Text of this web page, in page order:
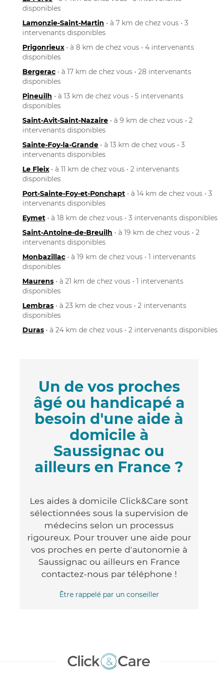
disponibles
Lamonzie-Saint-Martin • à 7 km de chez vous • 3
intervenants disponibles
Prigonrieux • à 8 km de chez vous • 4 intervenants
disponibles
Bergerac • à 17 km de chez vous • 28 intervenants
disponibles
Pineuilh • à 13 km de chez vous • 5 intervenants
disponibles
Saint-Avit-Saint-Nazaire • à 9 km de chez vous • 2
intervenants disponibles
Sainte-Foy-la-Grande • à 13 km de chez vous • 3
intervenants disponibles
Le Fleix • à 11 km de chez vous • 2 intervenants
disponibles
Port-Sainte-Foy-et-Ponchapt • à 14 km de chez vous • 3
intervenants disponibles
Eymet • à 18 km de chez vous • 3 intervenants disponibles
Saint-Antoine-de-Breuilh • à 19 km de chez vous • 2
intervenants disponibles
Monbazillac • à 19 km de chez vous • 1 intervenants
disponibles
Maurens • à 21 km de chez vous • 1 intervenants
disponibles
Lembras • à 23 km de chez vous • 2 intervenants
disponibles
Duras • à 24 km de chez vous • 2 intervenants disponibles
Un de vos proches
âgé ou handicapé a
besoin d'une aide à
domicile à
Saussignac ou
ailleurs en France ?
Les aides à domicile Click&Care sont
sélectionnées sous la supervision de
médecins selon un processus
rigoureux. Pour trouver une aide pour
vos proches en perte d'autonomie à
Saussignac ou ailleurs en France
contactez-nous par téléphone !
Être rappelé par un conseiller